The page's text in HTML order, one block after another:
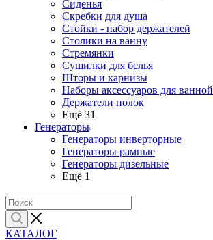
Сиденья
Скребки для душа
Стойки - набор держателей
Столики на ванну
Стремянки
Сушилки для белья
Шторы и карнизы
Наборы аксессуаров для ванной
Держатели полок
Ещё 31
Генераторы
Генераторы инверторные
Генераторы рамные
Генераторы дизельные
Ещё 1
КАТАЛОГ